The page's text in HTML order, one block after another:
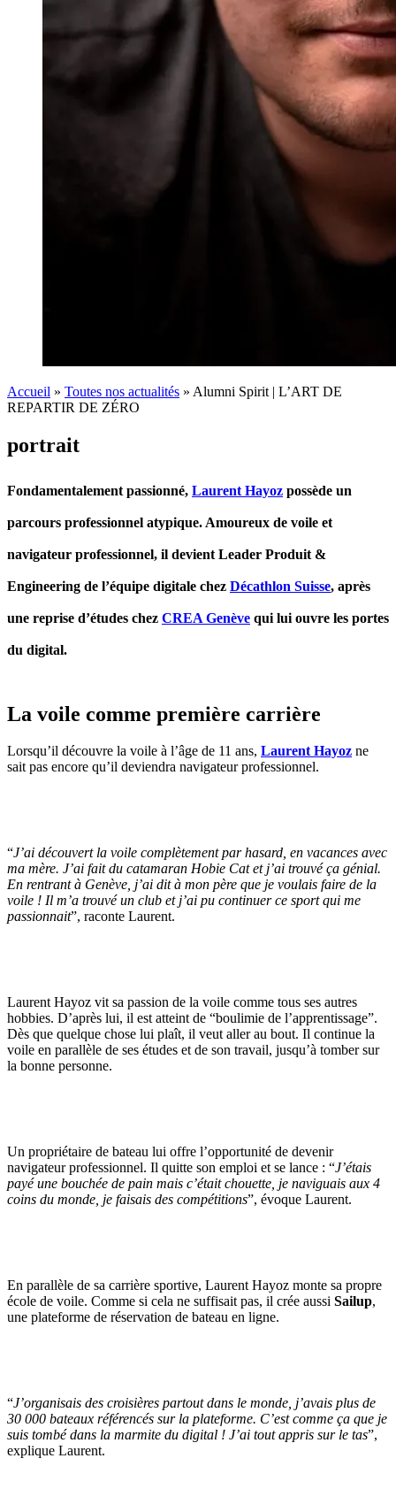
Accueil » Toutes nos actualités » Alumni Spirit | L’ART DE
REPARTIR DE ZÉRO
portrait
Fondamentalement passionné, Laurent Hayoz possède un
parcours professionnel atypique. Amoureux de voile et
navigateur professionnel, il devient Leader Produit &
Engineering de l’équipe digitale chez Décathlon Suisse, après
une reprise d’études chez CREA Genève qui lui ouvre les portes
du digital.
La voile comme première carrière
Lorsqu’il découvre la voile à l’âge de 11 ans, Laurent Hayoz ne
sait pas encore qu’il deviendra navigateur professionnel.
“J’ai découvert la voile complètement par hasard, en vacances avec
ma mère. J’ai fait du catamaran Hobie Cat et j’ai trouvé ça génial.
En rentrant à Genève, j’ai dit à mon père que je voulais faire de la
voile ! Il m’a trouvé un club et j’ai pu continuer ce sport qui me
passionnait”, raconte Laurent.
Laurent Hayoz vit sa passion de la voile comme tous ses autres
hobbies. D’après lui, il est atteint de “boulimie de l’apprentissage”.
Dès que quelque chose lui plaît, il veut aller au bout. Il continue la
voile en parallèle de ses études et de son travail, jusqu’à tomber sur
la bonne personne.
Un propriétaire de bateau lui offre l’opportunité de devenir
navigateur professionnel. Il quitte son emploi et se lance : “J’étais
payé une bouchée de pain mais c’était chouette, je naviguais aux 4
coins du monde, je faisais des compétitions”, évoque Laurent.
En parallèle de sa carrière sportive, Laurent Hayoz monte sa propre
école de voile. Comme si cela ne suffisait pas, il crée aussi Sailup,
une plateforme de réservation de bateau en ligne.
“J’organisais des croisières partout dans le monde, j’avais plus de
30 000 bateaux référencés sur la plateforme. C’est comme ça que je
suis tombé dans la marmite du digital ! J’ai tout appris sur le tas”,
explique Laurent.